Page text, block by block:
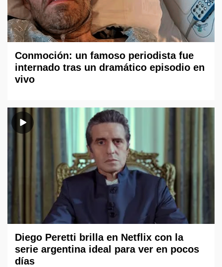
Conmoción: un famoso periodista fue
internado tras un dramático episodio en
vivo
Diego Peretti brilla en Netflix con la
serie argentina ideal para ver en pocos
días